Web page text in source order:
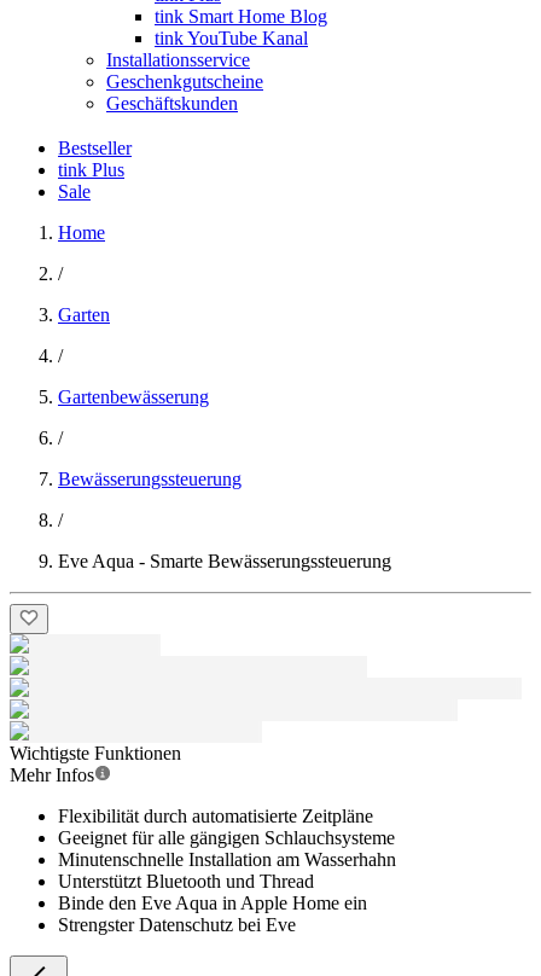
tink Smart Home Blog
tink YouTube Kanal
Installationsservice
Geschenkgutscheine
Geschäftskunden
Bestseller
tink Plus
Sale
Home
/
Garten
/
Gartenbewässerung
/
Bewässerungssteuerung
/
Eve Aqua - Smarte Bewässerungssteuerung
Wichtigste Funktionen
Mehr Infos
Flexibilität durch automatisierte Zeitpläne
Geeignet für alle gängigen Schlauchsysteme
Minutenschnelle Installation am Wasserhahn
Unterstützt Bluetooth und Thread
Binde den Eve Aqua in Apple Home ein
Strengster Datenschutz bei Eve